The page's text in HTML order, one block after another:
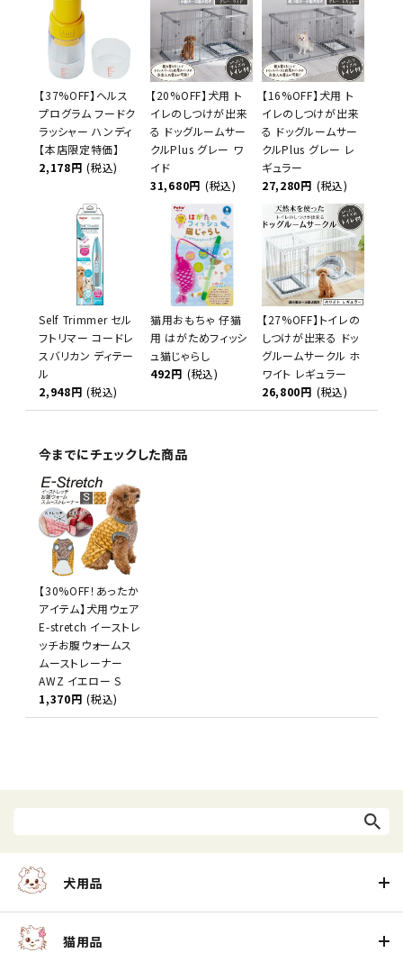
【37%OFF】ヘルス
プログラム フードク
ラッシャー ハンディ
【本店限定特価】
2,178円 (税込)
【20%OFF】犬用 ト
イレのしつけが出来
る ドッグルームサー
クルPlus グレー ワ
イド
31,680円 (税込)
【16%OFF】犬用 ト
イレのしつけが出来
る ドッグルームサー
クルPlus グレー レ
ギュラー
27,280円 (税込)
Self Trimmer セル
フトリマー コードレ
スバリカン ディテー
ル
2,948円 (税込)
猫用おもちゃ 仔猫
用 はがためフィッシ
ュ猫じゃらし
492円 (税込)
【27%OFF】トイレの
しつけが出来る ドッ
グルームサークル ホ
ワイト レギュラー
26,800円 (税込)
今までにチェックした商品
【30%OFF！あったか
アイテム】犬用ウェア
E-stretch イーストレ
ッチお腹ウォームス
ムーストレーナー
AWZ イエロー S
1,370円 (税込)
犬用品
猫用品